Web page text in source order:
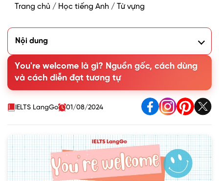
Trang chủ / Học tiếng Anh / Từ vựng
Nội dung
2. Cách dùng You're welcome
3. Nguồn gốc của You're welcome
4. Các cách diễn đạt tương tự You're welcome
5. Phân biệt cách dùng You’re welcome với Welcome, My
6. Mẫu hội thoại sử dụng You're welcome
You're welcome là gì? Nguồn gốc, cách dùng
và cách diễn đạt tương tự
IELTS LangGo 01/08/2024